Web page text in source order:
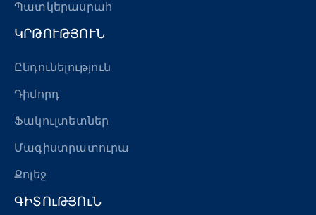
Պատկերասրահ
ԿՐԹՈՒԹՅՈՒՆ
Ընդունելություն
Դիմորդ
Ֆակուլտետներ
Մագիստրատուրա
Քոլեջ
ԳԻՏՈւԹՅՈւՆ